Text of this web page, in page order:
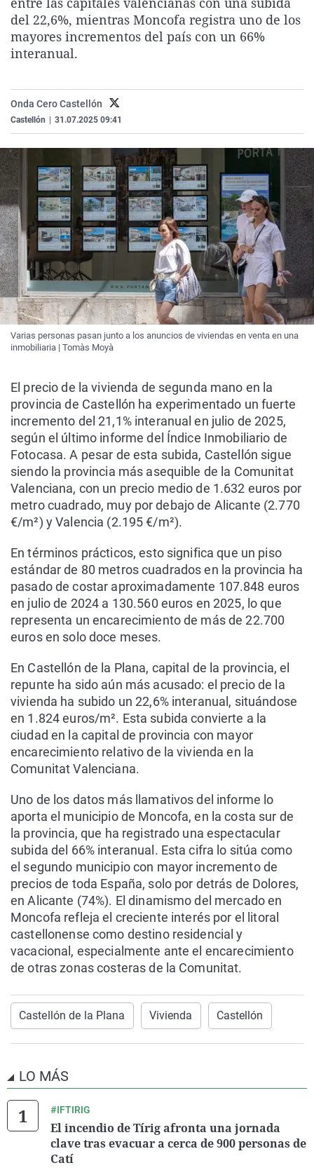
La rosa de los vientos
Gente viajera
Caso
Retornados
Extremadura
Galicia
Virales
Televisión
del 22,6%, mientras Moncofa registra uno de los
mayores incrementos del país con un 66%
interanual.
Onda Cero Castellón
Castellón 31.07.2025 09:41
Varias personas pasan junto a los anuncios de viviendas en venta en una
inmobiliaria | Tomàs Moyà
El precio de la vivienda de segunda mano en la
provincia de Castellón ha experimentado un fuerte
incremento del 21,1% interanual en julio de 2025,
según el último informe del Índice Inmobiliario de
Fotocasa. A pesar de esta subida, Castellón sigue
siendo la provincia más asequible de la Comunitat
Valenciana, con un precio medio de 1.632 euros por
metro cuadrado, muy por debajo de Alicante (2.770
€/m²) y Valencia (2.195 €/m²).
En términos prácticos, esto significa que un piso
estándar de 80 metros cuadrados en la provincia ha
pasado de costar aproximadamente 107.848 euros
en julio de 2024 a 130.560 euros en 2025, lo que
representa un encarecimiento de más de 22.700
euros en solo doce meses.
En Castellón de la Plana, capital de la provincia, el
repunte ha sido aún más acusado: el precio de la
vivienda ha subido un 22,6% interanual, situándose
en 1.824 euros/m². Esta subida convierte a la
ciudad en la capital de provincia con mayor
encarecimiento relativo de la vivienda en la
Comunitat Valenciana.
Uno de los datos más llamativos del informe lo
aporta el municipio de Moncofa, en la costa sur de
la provincia, que ha registrado una espectacular
subida del 66% interanual. Esta cifra lo sitúa como
el segundo municipio con mayor incremento de
precios de toda España, solo por detrás de Dolores,
en Alicante (74%). El dinamismo del mercado en
Moncofa refleja el creciente interés por el litoral
castellonense como destino residencial y
vacacional, especialmente ante el encarecimiento
de otras zonas costeras de la Comunitat.
Castellón de la Plana Vivienda Castellón
LO MÁS
#IFTIRIG
El incendio de Tírig afronta una jornada
clave tras evacuar a cerca de 900 personas de
Catí